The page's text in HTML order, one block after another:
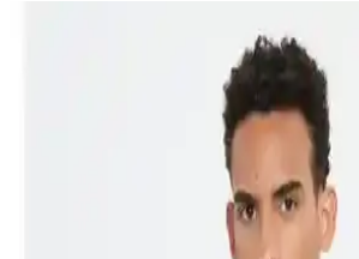
Altınyılz<dı>z ve Lufian Erkek
Karşılaştırması Günlük ve Şık
Altınyılz<dı>z Classics ve Lufian Laon
kumaş, tasarım ve dayanıklılık açısından
de şık ve rahat, farklı özelliklerle öne çıkıyor.
Altınyılz Classics Erkek Sweatshirt
Haki ve Koyu Yeşil Modelleri